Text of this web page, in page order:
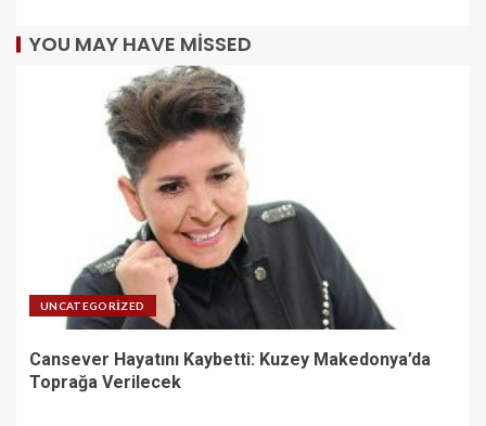
YOU MAY HAVE MISSED
UNCATEGORIZED
Cansever Hayatını Kaybetti: Kuzey Makedonya’da
Toprağa Verilecek